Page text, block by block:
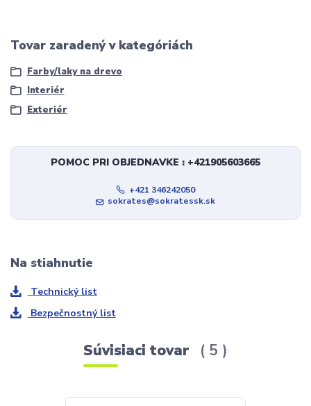
Tovar zaradený v kategóriách
Farby/laky na drevo
Interiér
Exteriér
POMOC PRI OBJEDNAVKE : +421905603665
+421 346242050
sokrates@sokratessk.sk
Na stiahnutie
Technický list
Bezpečnostný list
Súvisiaci tovar 5